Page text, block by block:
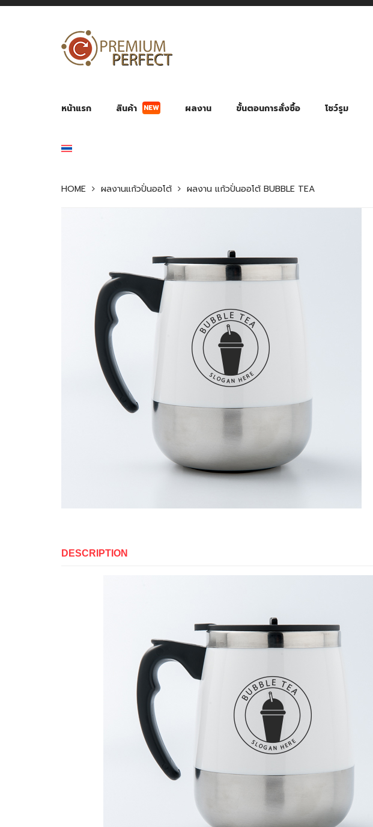
หน้าแรก สินค้า NEW ผลงาน ขั้นตอนการสั่งซื้อ โชว์รูม
HOME ผลงานแก้วปั่นออโต้ ผลงาน แก้วปั่นออโต้ BUBBLE TEA
DESCRIPTION